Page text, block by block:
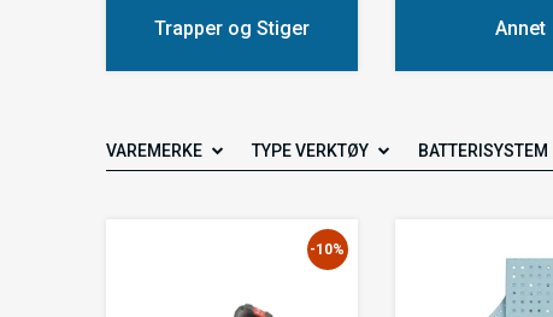
Trapper og Stiger Annet
VAREMERKE TYPE VERKTØY BATTERISYSTEM
-10%